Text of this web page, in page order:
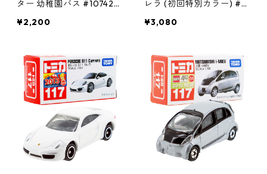
ター 幼稚園バス #107422
¥2,200
レラ (初回特別カラー) #1
¥3,080